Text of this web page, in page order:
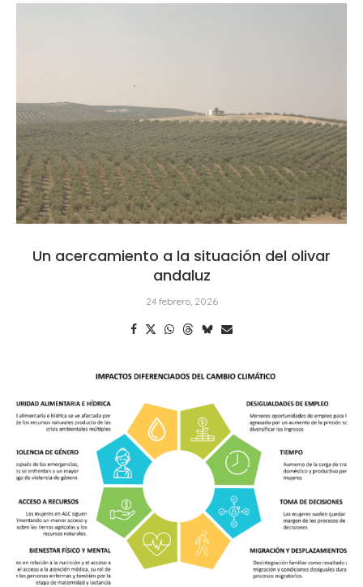
Un acercamiento a la situación del olivar
andaluz
24 febrero, 2026